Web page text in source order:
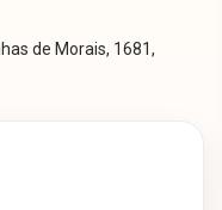
de Morais, 1681,